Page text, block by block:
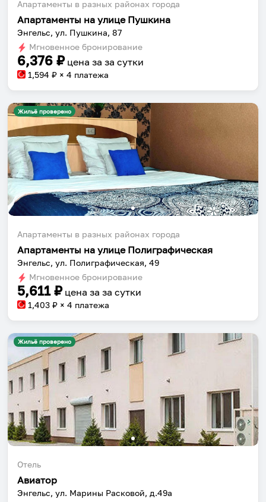
Апартаменты в разных районах города
Апартаменты на улице Пушкина
Энгельс, ул. Пушкина, 87
Мгновенное бронирование
6,376 ₽ цена за за сутки
1,594 ₽ × 4 платежа
Жильё проверено
Апартаменты в разных районах города
Апартаменты на улице Полиграфическая
Энгельс, ул. Полиграфическая, 49
Мгновенное бронирование
5,611₽ цена за за сутки
1,403 ₽ × 4 платежа
Жильё проверено
Отель
Авиатор
Энгельс, ул. Марины Расковой, д.49a